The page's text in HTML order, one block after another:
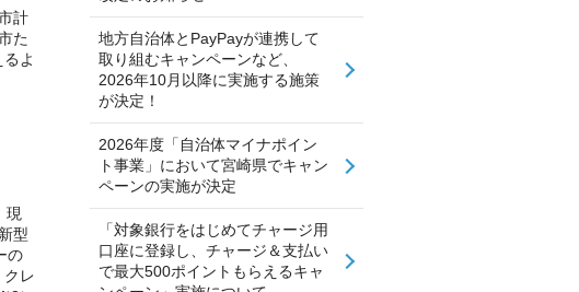
計
た
よ
現
型
の
クレ
地方自治体とPayPayが連携して
取り組むキャンペーンなど、
2026年10月以降に実施する施策
が決定！
2026年度「自治体マイナポイン
ト事業」において宮崎県でキャン
ペーンの実施が決定
「対象銀行をはじめてチャージ用
口座に登録し、チャージ＆支払い
で最大500ポイントもらえるキャ